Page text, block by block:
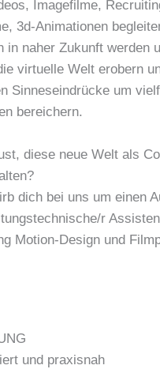
Imagefilme,
3d-Animationen
in naher Zukunft werden
virtuelle Welt erobern
Sinneseindrücke um
bereichern.
diese neue Welt als
dich bei uns um einen
r
Motion-Design und
und praxisnah